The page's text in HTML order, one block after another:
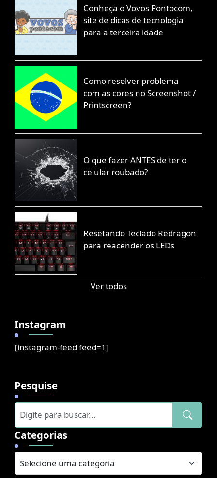
Conheça o Vovos Pontocom,
site de dicas de tecnologia
para a terceira idade
Como resolver problema
com as cores no Screenshot /
Printscreen?
O que fazer ANTES de ter o
celular roubado?
Resetando Teclado Redragon
para reacender os LEDs
Ver todos
Instagram
[instagram-feed feed=1]
Pesquise
Categorias